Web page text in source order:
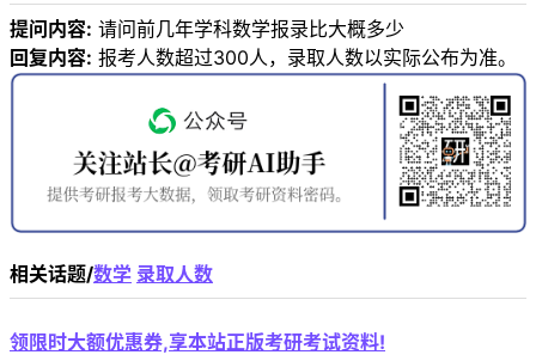
提问内容: 请问前几年学科数学报录比大概多少
回复内容: 报考人数超过300人，录取人数以实际公布为准。
相关话题/数学 录取人数
领限时大额优惠券,享本站正版考研考试资料!